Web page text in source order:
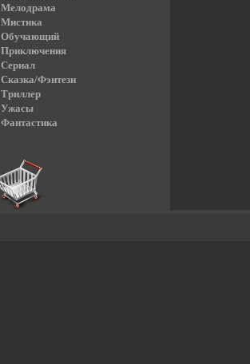
Мелодрама
Мистика
Обучающий
Приключения
Сериал
Сказка/Фэнтези
Триллер
Ужасы
Фантастика